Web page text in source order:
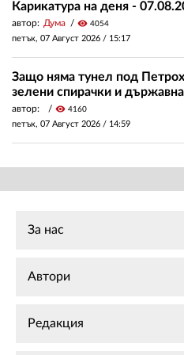
Карикатура на деня -
автор: Дума visibility 4054
петък, 07 Август 2026 / 15:17
Защо няма тунел под
зелени спирачки и
автор: visibility 4160
петък, 07 Август 2026 / 14:59
За нас
Автори
Редакция